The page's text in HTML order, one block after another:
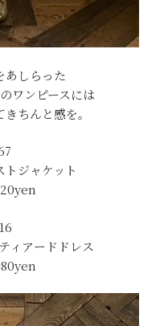
あしらった
ワンピースには
ちんと感を。
トジャケット
ィアードドレス